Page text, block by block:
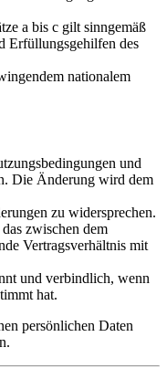
a bis c gilt sinngemäß
Erfüllungsgehilfen des
nationalem
und
Die Änderung wird dem
zu widersprechen.
zwischen dem
Vertragsverhältnis mit
und verbindlich, wenn
hat.
persönlichen Daten